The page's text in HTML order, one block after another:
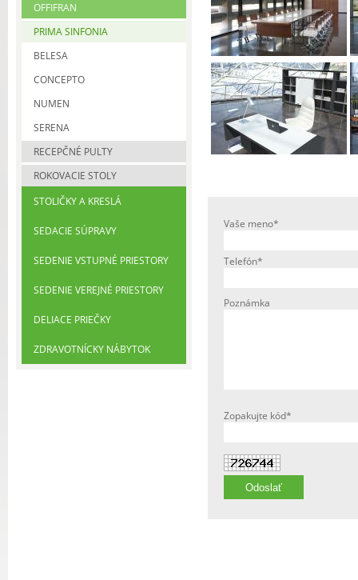
OFFIFRAN
PRIMA SINFONIA
BELESA
CONCEPTO
NUMEN
SERENA
RECEPČNÉ PULTY
ROKOVACIE STOLY
STOLIČKY A KRESLÁ
SEDACIE SÚPRAVY
SEDENIE VSTUPNÉ PRIESTORY
SEDENIE VEREJNÉ PRIESTORY
DELIACE PRIEČKY
ZDRAVOTNÍCKY NÁBYTOK
Vaše meno*
Telefón*
Poznámka
Zopakujte kód*
Odoslať